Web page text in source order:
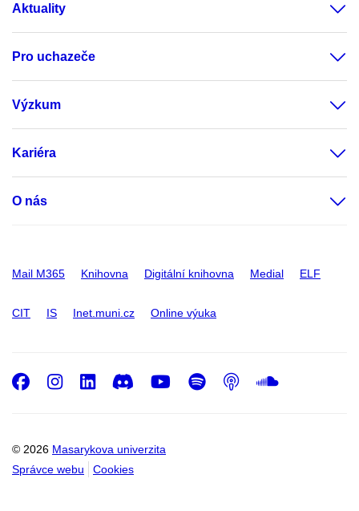
Aktuality
Pro uchazeče
Výzkum
Kariéra
O nás
Mail M365 Knihovna Digitální knihovna Medial ELF
CIT IS Inet.muni.cz Online výuka
© 2026 Masarykova univerzita
Správce webu
Cookies
Facebook
Instagram
LinkedIn
DiscordYoutube
Spotify
Podcast